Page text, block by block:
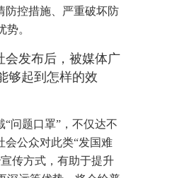
防控措施、严重破坏防
。
会发布后，被媒体广
够起到怎样的效
问题口罩”，不仅达不
会公众对此类“发国难
传方式，有助于提升